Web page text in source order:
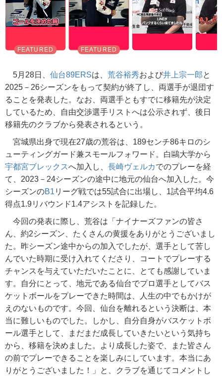
5月28日、 仙台89ERSは、 荒谷裕秀および井上宗一郎と
2025－26シーズンをもって契約が終了し、両選手が退団す
ることを発表した。なお、両選手ともすでに移籍先が決定
しているため、自由交渉選手リストへは公示されず、後日
移籍先のクラブから発表されるという。
宮城県出身で現在27歳の荒谷は、189センチ86キロのシ
ューティングガード兼スモールフォワード。白鷗大学から
宇都宮ブレックスへ加入し、 長崎ヴェルカでのプレーを経
て、2023－24シーズンの途中に地元の仙台へ加入した。今
シーズンのB1 リーグ戦では55試合に出場し、1試合平均4.6
得点1.9リバウンド1.4アシストを記録した。
今回の発表に際し、荒谷は「ナイナーズファンの皆さ
ん、約2シーズン、たくさんの黄援をありがとうございまし
た。昨シーズン途中からの加入でしたが、選手として苦し
んでいた時期に受け入れてくださり、コートでプレーする
チャンスを与えていただいたことに、とても感謝していま
す。自分にとって、地元である仙台でプロ選手としてバス
ケットボールをプレーできた時間は、人生の中でもかけが
えのないものです。今回、仙台を離れるという決断は、本
当に難しいものでした。しかし、自分自身がバスケットボ
ール選手として、まだまだ成長していきたいという気持ち
から、移籍を決めました。より成長した姿で、また皆さん
の前でプレーできることを楽しみにしています。本当にあ
りがとうございました！」と、クラブを通じてコメントし